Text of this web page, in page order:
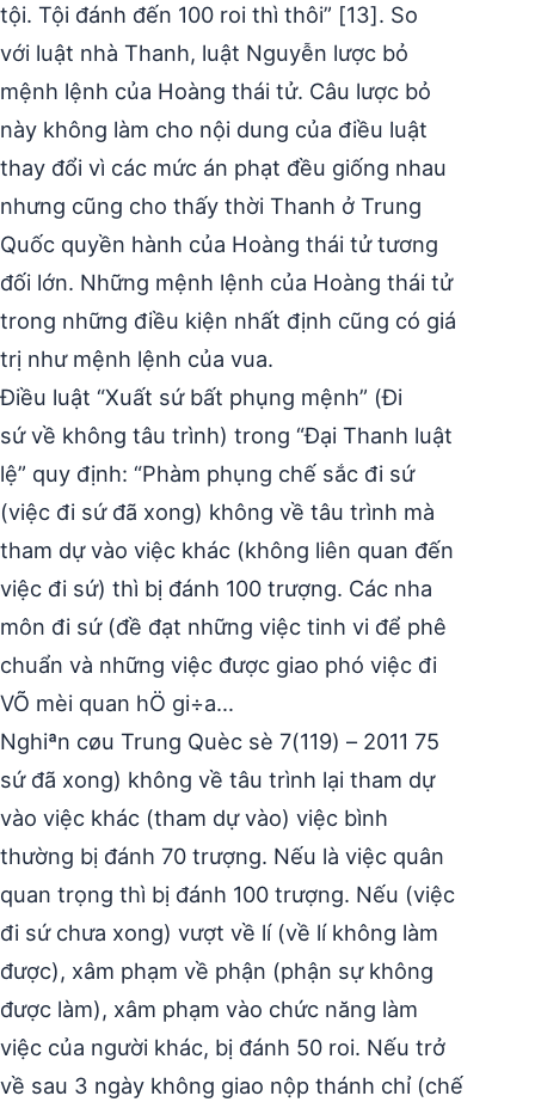
tội. Tội đánh đến 100 roi thì thôi” [13]. So
với luật nhà Thanh, luật Nguyễn lược bỏ
mệnh lệnh của Hoàng thái tử. Câu lược bỏ
này không làm cho nội dung của điều luật
thay đổi vì các mức án phạt đều giống nhau
nhưng cũng cho thấy thời Thanh ở Trung
Quốc quyền hành của Hoàng thái tử tương
đối lớn. Những mệnh lệnh của Hoàng thái tử
trong những điều kiện nhất định cũng có giá
trị như mệnh lệnh của vua.
Điều luật “Xuất sứ bất phụng mệnh” (Đi
sứ về không tâu trình) trong “Đại Thanh luật
lệ” quy định: “Phàm phụng chế sắc đi sứ
(việc đi sứ đã xong) không về tâu trình mà
tham dự vào việc khác (không liên quan đến
việc đi sứ) thì bị đánh 100 trượng. Các nha
môn đi sứ (đề đạt những việc tinh vi để phê
chuẩn và những việc được giao phó việc đi
VÕ mèi quan hÖ gi÷a…
Nghiªn cøu Trung Quèc sè 7(119) – 2011 75
sứ đã xong) không về tâu trình lại tham dự
vào việc khác (tham dự vào) việc bình
thường bị đánh 70 trượng. Nếu là việc quân
quan trọng thì bị đánh 100 trượng. Nếu (việc
đi sứ chưa xong) vượt về lí (về lí không làm
được), xâm phạm về phận (phận sự không
được làm), xâm phạm vào chức năng làm
việc của người khác, bị đánh 50 roi. Nếu trở
về sau 3 ngày không giao nộp thánh chỉ (chế